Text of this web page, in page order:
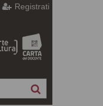
Registrati